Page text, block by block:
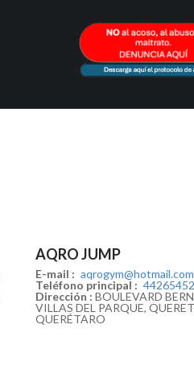
AQRO JUMP
E-mail : aqrogym@hotmail.com
Teléfono principal :
Dirección : BOULEVARD
VILLAS DEL PARQUE,
QUERÉTARO